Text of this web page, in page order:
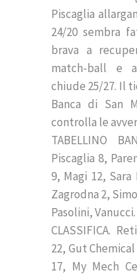
Piscaglia
24/20 sembra
brava a
match-ball e
chiude 25/27. Il
Banca di San
controlla le
TABELLINO
Piscaglia 8,
9, Magi 12,
Zagrodna 2,
Pasolini,
CLASSIFICA.
22, Gut
17, My Mech